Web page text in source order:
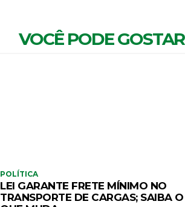
VOCÊ PODE GOSTAR
POLÍTICA
LEI GARANTE FRETE MÍNIMO NO
TRANSPORTE DE CARGAS; SAIBA O